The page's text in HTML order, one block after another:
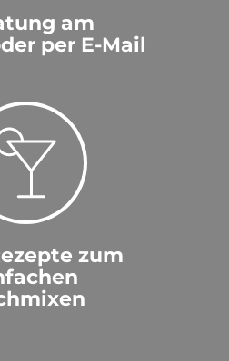
am
per E-Mail
zum